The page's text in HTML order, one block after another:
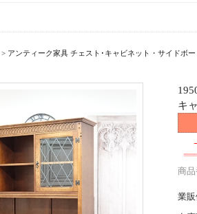
> アンティーク家具 チェスト･キャビネット・サイドボー
キ
商
業